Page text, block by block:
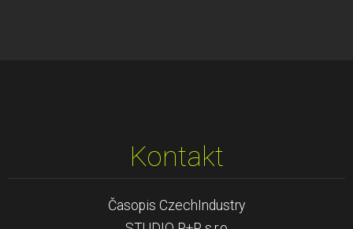
Kontakt
Časopis CzechIndustry